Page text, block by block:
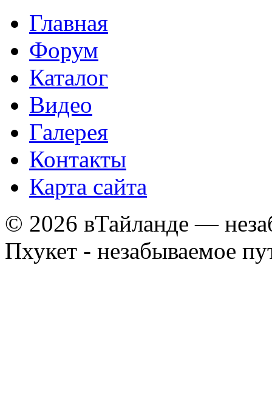
Главная
Форум
Каталог
Видео
Галерея
Контакты
Карта сайта
© 2026 вТайланде —
Пхукет - незабываемое